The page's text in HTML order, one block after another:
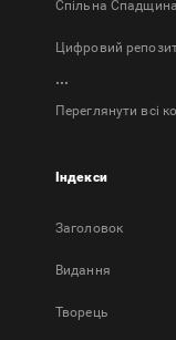
Спільна Спадщина
Цифровий
...
Переглянути всі
Індекси
Заголовок
Bидання
Творець